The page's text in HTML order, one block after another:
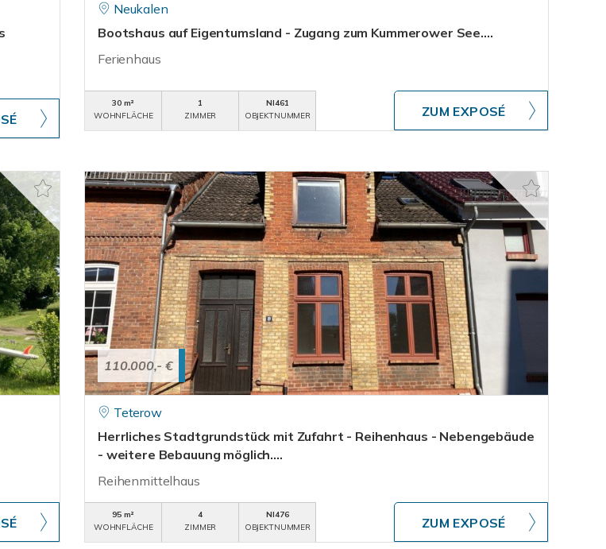
Neukalen
Bootshaus auf Eigentumsland - Zugang zum Kummerower See....
Ferienhaus
30 m²
WOHNFLÄCHE
1
ZIMMER
NI461
OBJEKTNUMMER
ZUM EXPOSÉ
110.000,- €
Teterow
Herrliches Stadtgrundstück mit Zufahrt - Reihenhaus - Nebengebäude
- weitere Bebauung möglich....
Reihenmittelhaus
95 m²
WOHNFLÄCHE
4
ZIMMER
NI476
OBJEKTNUMMER
ZUM EXPOSÉ